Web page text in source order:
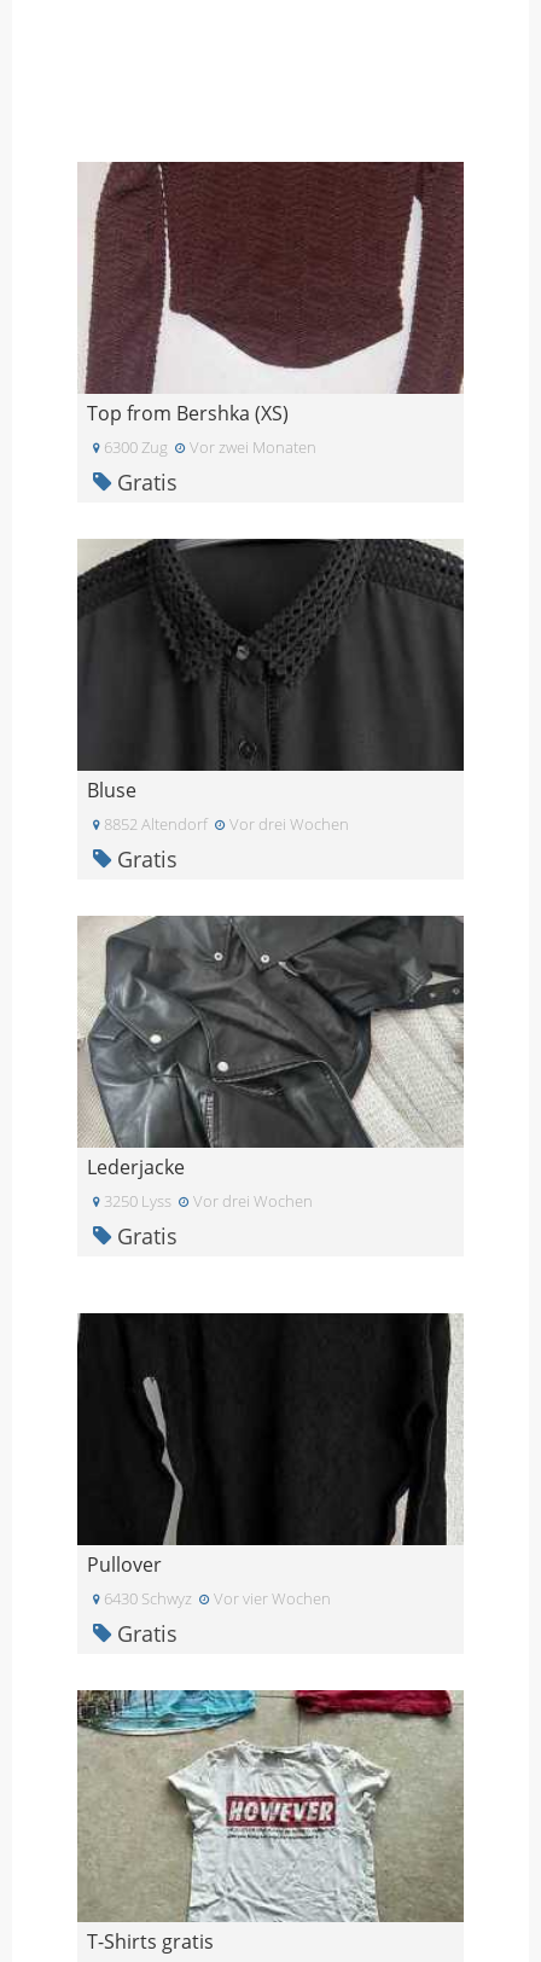
Top from Bershka (XS)
6300 Zug Vor zwei Monaten
Gratis
Bluse
8852 Altendorf Vor drei Wochen
Gratis
Lederjacke
3250 Lyss Vor drei Wochen
Gratis
Pullover
6430 Schwyz Vor vier Wochen
Gratis
T-Shirts gratis